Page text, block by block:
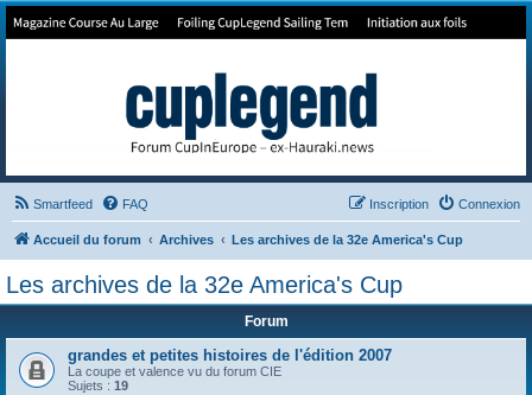
Forum de Cup In Europe
Smartfeed FAQ Connexion
Inscription
Accueil du forum Archives Les archives de la 32e America's Cup
Les archives de la 32e America's Cup
Forum
grandes et petites histoires de l'édition 2007
La coupe et valence vu du forum CIE
Sujets : 19